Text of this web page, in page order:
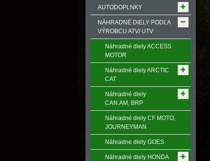
AUTODOPLNKY
NÁHRADNÉ DIELY PODĽA
VÝROBCU ATV/ UTV
Náhradné diely ACCESS
MOTOR
Náhradné diely ARCTIC
CAT
Náhradné diely
CAN.AM, BRP
Náhradné diely CF MOTO,
JOURNEYMAN
Náhradne diely GOES
Náhradné diely HONDA